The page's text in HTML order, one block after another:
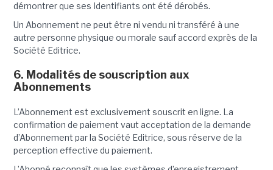
démontrer que ses Identifiants ont été dérobés.
Un Abonnement ne peut être ni vendu ni transféré à une
autre personne physique ou morale sauf accord exprès de la
Société Editrice.
6. Modalités de souscription aux
Abonnements
L’Abonnement est exclusivement souscrit en ligne. La
confirmation de paiement vaut acceptation de la demande
d’Abonnement par la Société Editrice, sous réserve de la
perception effective du paiement.